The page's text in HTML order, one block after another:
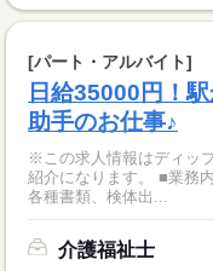
[パート・アルバイト]
日給35000円！
助手のお仕事♪
※この求人情報はディッ
紹介になります。 ■業務
各種書類、検体出...
介護福祉士